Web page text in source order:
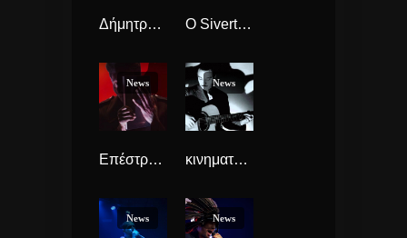
Δήμητρα Γαλάνη και Ευστάθιος Δράκος νέο Αλμπουμ “Το Βαλς Των Χαμένων Μετά” Άκουσε το!! Ο Sivert Hoyem ανάμεσα στα μεγάλα ονόματα του Rockwave Festival 2017
News
Επέστρεψαν οι Gorillaz μετά απο 6 χρόνια, με τραγούδι κατά του Ντόναλντ Τραμπ (VideoClip)
News
κινηματογραφική βιογραφία του Django Reinhardt
News News